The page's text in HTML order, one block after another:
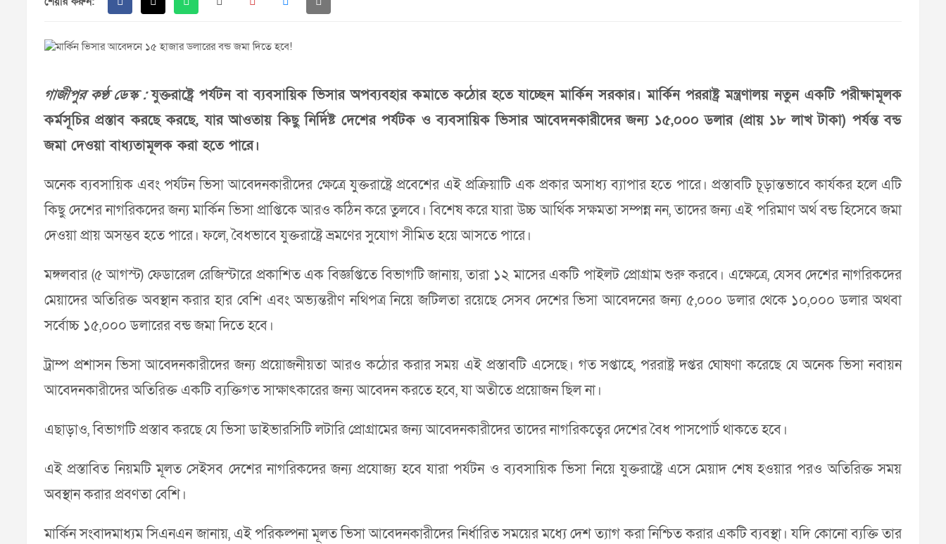
গাজীপুর কণ্ঠ ডেস্ক :যুক্তরাষ্ট্রে পর্যটন বা ব্যবসায়িক ভিসার অপব্যবহার কমাতে কঠোর হতে যাচ্ছেন মার্কিন সরকার। মার্কিন পররাষ্ট্র মন্ত্রণালয় নতুন একটি পরীক্ষামূলক
কর্মসূচির প্রস্তাব করছে করছে, যার আওতায় কিছু নির্দিষ্ট দেশের পর্যটক ও ব্যবসায়িক ভিসার আবেদনকারীদের জন্য ১৫,০০০ ডলার (প্রায় ১৮ লাখ টাকা) পর্যন্ত বন্ড
জমা দেওয়া বাধ্যতামূলক করা হতে পারে।
অনেক ব্যবসায়িক এবং পর্যটন ভিসা আবেদনকারীদের ক্ষেত্রে যুক্তরাষ্ট্রে প্রবেশের এই প্রক্রিয়াটি এক প্রকার অসাধ্য ব্যাপার হতে পারে। প্রস্তাবটি চূড়ান্তভাবে কার্যকর হলে এটি
কিছু দেশের নাগরিকদের জন্য মার্কিন ভিসা প্রাপ্তিকে আরও কঠিন করে তুলবে। বিশেষ করে যারা উচ্চ আর্থিক সক্ষমতা সম্পন্ন নন, তাদের জন্য এই পরিমাণ অর্থ বন্ড হিসেবে জমা
দেওয়া প্রায় অসম্ভব হতে পারে। ফলে, বৈধভাবে যুক্তরাষ্ট্রে ভ্রমণের সুযোগ সীমিত হয়ে আসতে পারে।
মঙ্গলবার (৫ আগস্ট) ফেডারেল রেজিস্টারে প্রকাশিত এক বিজ্ঞপ্তিতে বিভাগটি জানায়, তারা ১২ মাসের একটি পাইলট প্রোগ্রাম শুরু করবে। এক্ষেত্রে, যেসব দেশের নাগরিকদের
মেয়াদের অতিরিক্ত অবস্থান করার হার বেশি এবং অভ্যন্তরীণ নথিপত্র নিয়ে জটিলতা রয়েছে সেসব দেশের ভিসা আবেদনের জন্য ৫,০০০ ডলার থেকে ১০,০০০ ডলার অথবা
সর্বোচ্চ ১৫,০০০ ডলারের বন্ড জমা দিতে হবে।
ট্রাম্প প্রশাসন ভিসা আবেদনকারীদের জন্য প্রয়োজনীয়তা আরও কঠোর করার সময় এই প্রস্তাবটি এসেছে। গত সপ্তাহে, পররাষ্ট্র দপ্তর ঘোষণা করেছে যে অনেক ভিসা নবায়ন
আবেদনকারীদের অতিরিক্ত একটি ব্যক্তিগত সাক্ষাৎকারের জন্য আবেদন করতে হবে, যা অতীতে প্রয়োজন ছিল না।
এছাড়াও, বিভাগটি প্রস্তাব করছে যে ভিসা ডাইভারসিটি লটারি প্রোগ্রামের জন্য আবেদনকারীদের তাদের নাগরিকত্বের দেশের বৈধ পাসপোর্ট থাকতে হবে।
এই প্রস্তাবিত নিয়মটি মূলত সেইসব দেশের নাগরিকদের জন্য প্রযোজ্য হবে যারা পর্যটন ও ব্যবসায়িক ভিসা নিয়ে যুক্তরাষ্ট্রে এসে মেয়াদ শেষ হওয়ার পরও অতিরিক্ত সময়
অবস্থান করার প্রবণতা বেশি।
মার্কিন সংবাদমাধ্যম সিএনএন জানায়, এই পরিকল্পনা মূলত ভিসা আবেদনকারীদের নির্ধারিত সময়ের মধ্যে দেশ ত্যাগ করা নিশ্চিত করার একটি ব্যবস্থা। যদি কোনো ব্যক্তি তার